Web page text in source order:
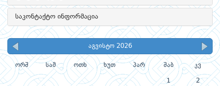
საკონტაქტო ინფორმაცია
აგვისტო 2026
ორშ სამ ოთხ ხუთ პარ შაბ კვ
1 2